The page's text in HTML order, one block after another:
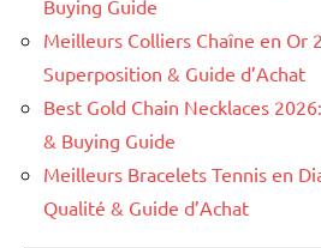
Buying Guide
Meilleurs Colliers Chaîne en Or
Superposition & Guide d’Achat
Best Gold Chain Necklaces
& Buying Guide
Meilleurs Bracelets Tennis en
Qualité & Guide d’Achat